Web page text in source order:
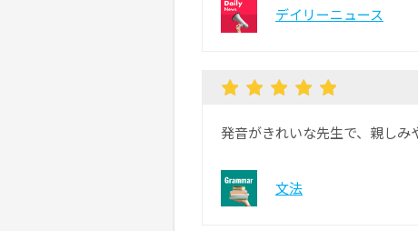
デイリーニュース
発音がきれいな先生で、親しみ
文法